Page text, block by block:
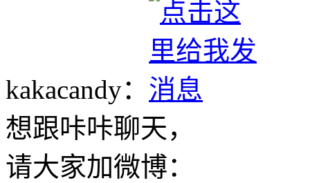
kakacandy：
想跟咔咔聊天，
请大家加微博：